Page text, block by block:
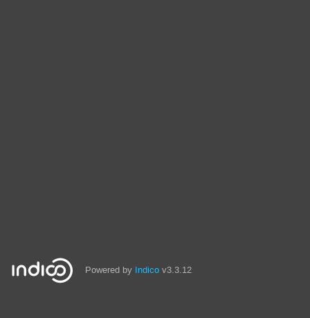
Powered by Indico v3.3.12